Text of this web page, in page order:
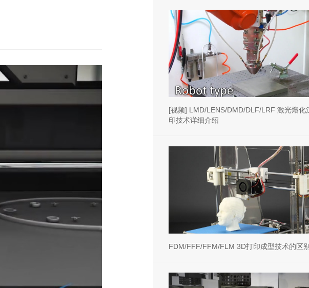
[视频] LMD/LENS/DMD/DLF/LRF 激光熔化
印技术详细介绍
FDM/FFF/FFM/FLM 3D打印成型技术的区